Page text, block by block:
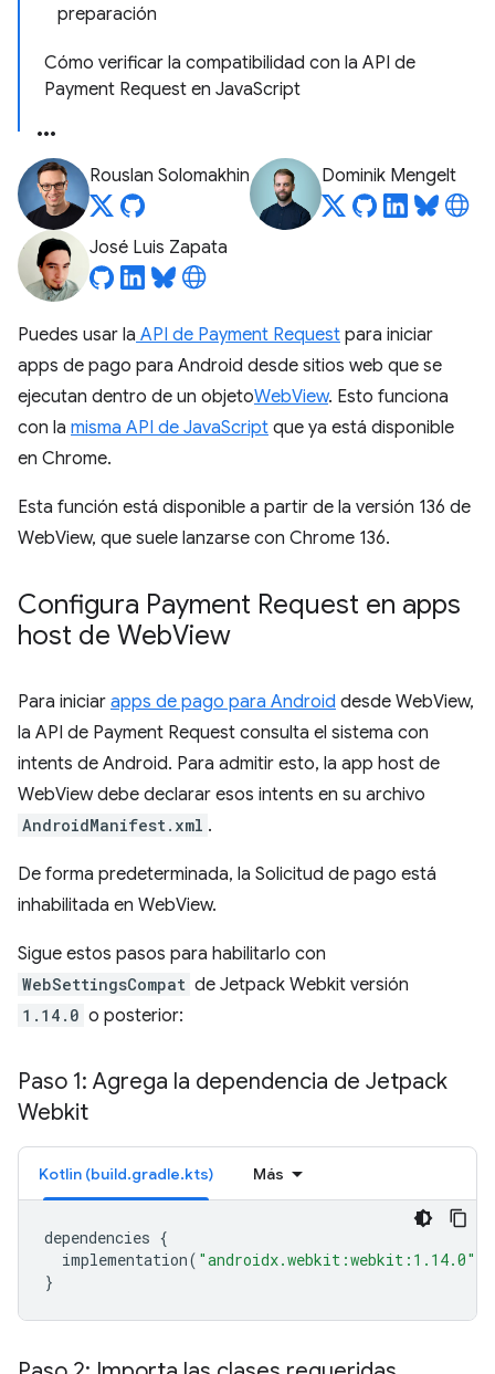
preparación
Cómo verificar la compatibilidad con la API de
Payment Request en JavaScript
Rouslan Solomakhin Dominik Mengelt
José Luis Zapata
Puedes usar la API de Payment Request para iniciar
apps de pago para Android desde sitios web que se
ejecutan dentro de un objetoWebView. Esto funciona
con la misma API de JavaScript que ya está disponible
en Chrome.
Esta función está disponible a partir de la versión 136 de
WebView, que suele lanzarse con Chrome 136.
Configura Payment Request en apps
host de WebView
Para iniciar apps de pago para Android desde WebView,
la API de Payment Request consulta el sistema con
intents de Android. Para admitir esto, la app host de
WebView debe declarar esos intents en su archivo
AndroidManifest.xml .
De forma predeterminada, la Solicitud de pago está
inhabilitada en WebView.
Sigue estos pasos para habilitarlo con
WebSettingsCompat de Jetpack Webkit versión
1.14.0 o posterior:
Paso 1: Agrega la dependencia de Jetpack
Webkit
Kotlin (build.gradle.kts) Más
dependencies {
implementation( "androidx.webkit:webkit:1.14.0"
}